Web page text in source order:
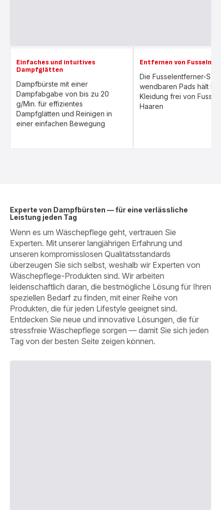
Einfaches und intuitives
Dampfglätten
Dampfbürste mit einer
Dampfabgabe von bis zu 20
g/Min. für effizientes
Dampfglätten und Reinigen in
einer einfachen Bewegung
Entfernen von Fusseln
Die Fusselentferner-
wendbaren Pads hält
Kleidung frei von
Haaren
Experte von Dampfbürsten — für eine verlässliche
Leistung jeden Tag
Wenn es um Wäschepflege geht, vertrauen Sie
Experten. Mit unserer langjährigen Erfahrung und
unseren kompromisslosen Qualitätsstandards
überzeugen Sie sich selbst, weshalb wir Experten von
Wäschepflege-Produkten sind. Wir arbeiten
leidenschaftlich daran, die bestmögliche Lösung für Ihren
speziellen Bedarf zu finden, mit einer Reihe von
Produkten, die für jeden Lifestyle geeignet sind.
Entdecken Sie neue und innovative Lösungen, die für
stressfreie Wäschepflege sorgen — damit Sie sich jeden
Tag von der besten Seite zeigen können.